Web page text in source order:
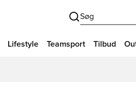
Søg
Lifestyle Teamsport Tilbud